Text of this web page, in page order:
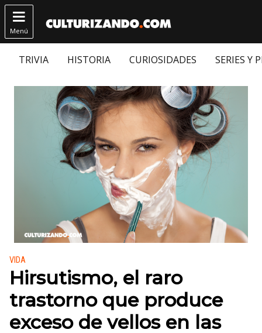

Menú
TRIVIA HISTORIA CURIOSIDADES SERIES Y
Publicado en:
VIDA
Hirsutismo, el raro
trastorno que produce
exceso de vellos en las